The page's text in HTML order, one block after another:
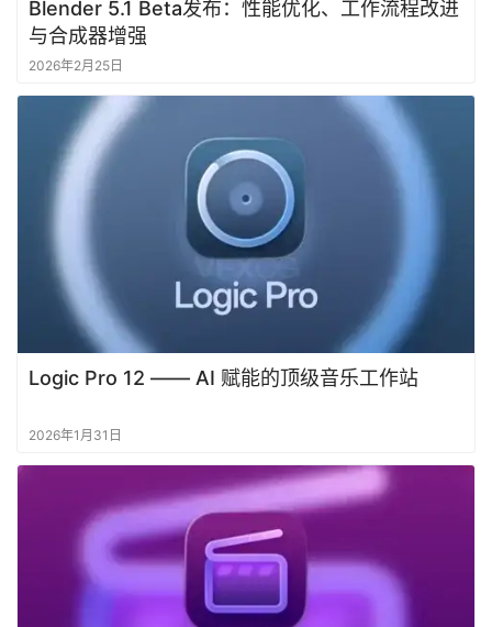
Blender 5.1 Beta发布：性能优化、工作流程改进
与合成器增强
2026年2月25日
Logic Pro 12 —— AI 赋能的顶级音乐工作站
2026年1月31日